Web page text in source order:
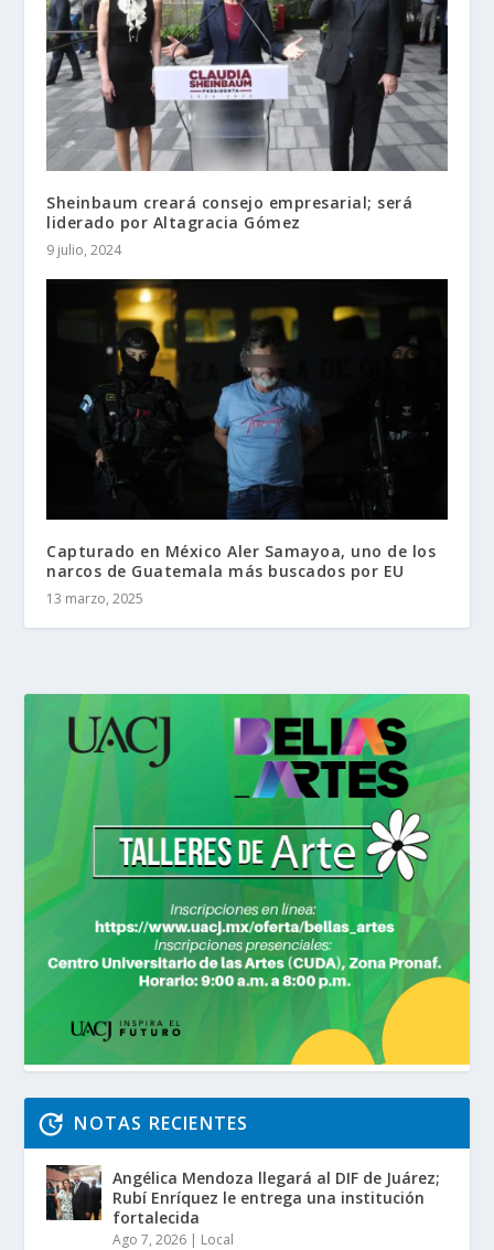
Sheinbaum creará consejo empresarial; será
liderado por Altagracia Gómez
9 julio, 2024
Capturado en México Aler Samayoa, uno de los
narcos de Guatemala más buscados por EU
13 marzo, 2025
NOTAS RECIENTES
Angélica Mendoza llegará al DIF de Juárez;
Rubí Enríquez le entrega una institución
fortalecida
Ago 7, 2026 | Local